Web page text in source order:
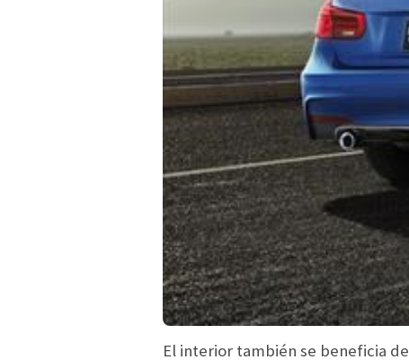
El interior también se beneficia